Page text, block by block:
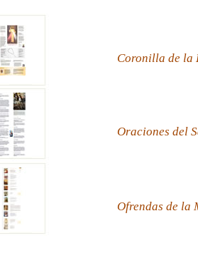
Coronilla de la
Oraciones del
Ofrendas de la